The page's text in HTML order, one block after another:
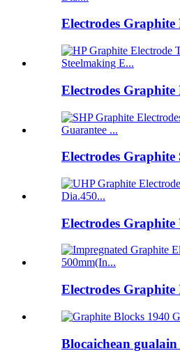
Electrodes Graphite
Electrodes Graphite
Electrodes Graphite
Electrodes Graphite
Electrodes Graphite
Blocaichean